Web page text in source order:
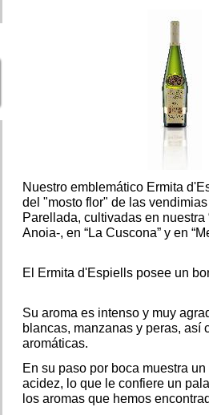
Nuestro emblemático Ermita
del "mosto flor" de las
Parellada, cultivadas en
Anoia-, en “La Cuscona” y en
El Ermita d'Espiells posee un
Su aroma es intenso y muy
blancas, manzanas y peras, así
aromáticas.
En su paso por boca muestra
acidez, lo que le confiere un
los aromas que hemos